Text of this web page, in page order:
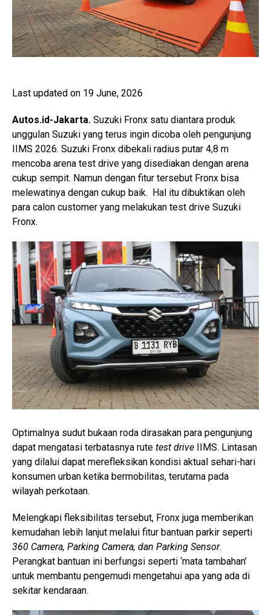
Last updated on 19 June, 2026
Autos.id-Jakarta. Suzuki Fronx satu diantara produk
unggulan Suzuki yang terus ingin dicoba oleh pengunjung
IIMS 2026. Suzuki Fronx dibekali radius putar 4,8 m
mencoba arena test drive yang disediakan dengan arena
cukup sempit. Namun dengan fitur tersebut Fronx bisa
melewatinya dengan cukup baik. Hal itu dibuktikan oleh
para calon customer yang melakukan test drive Suzuki
Fronx.
Optimalnya sudut bukaan roda dirasakan para pengunjung
dapat mengatasi terbatasnya rute test drive IIMS. Lintasan
yang dilalui dapat merefleksikan kondisi aktual sehari-hari
konsumen urban ketika bermobilitas, terutama pada
wilayah perkotaan.
Melengkapi fleksibilitas tersebut, Fronx juga memberikan
kemudahan lebih lanjut melalui fitur bantuan parkir seperti
360 Camera, Parking Camera, dan Parking Sensor.
Perangkat bantuan ini berfungsi seperti ‘mata tambahan’
untuk membantu pengemudi mengetahui apa yang ada di
sekitar kendaraan.